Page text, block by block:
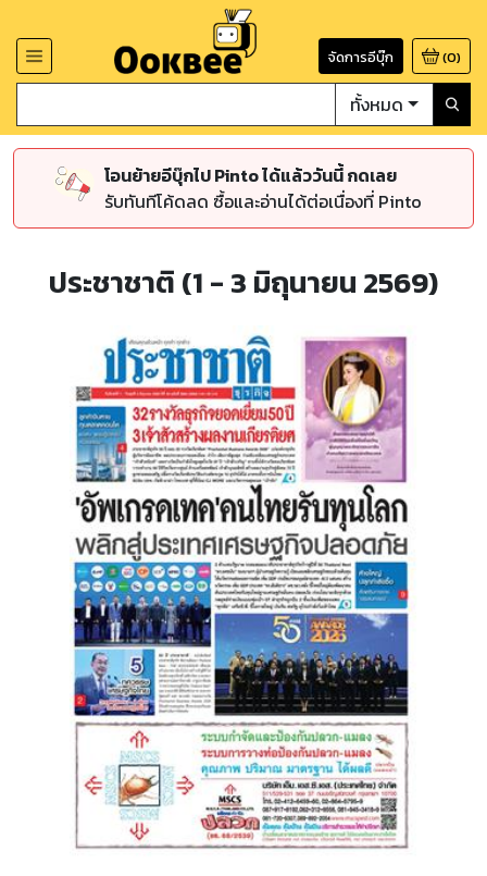
จัดการอีบุ๊ก (0)
ทั้งหมด
โอนย้ายอีบุ๊กไป Pinto ได้แล้ววันนี้ กดเลย
รับทันทีโค้ดลด ซื้อและอ่านได้ต่อเนื่องที่ Pinto
ประชาชาติ (1 - 3 มิถุนายน 2569)